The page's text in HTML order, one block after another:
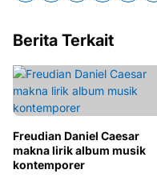
Berita Terkait
Freudian Daniel Caesar
makna lirik album musik
kontemporer